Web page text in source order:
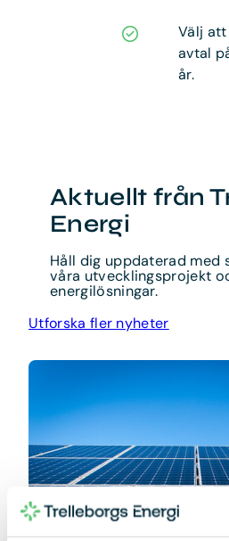
Välj
avtal
år.
Aktuellt från
Energi
Håll dig uppdaterad med
våra utvecklingsprojekt
energilösningar.
Utforska fler nyheter